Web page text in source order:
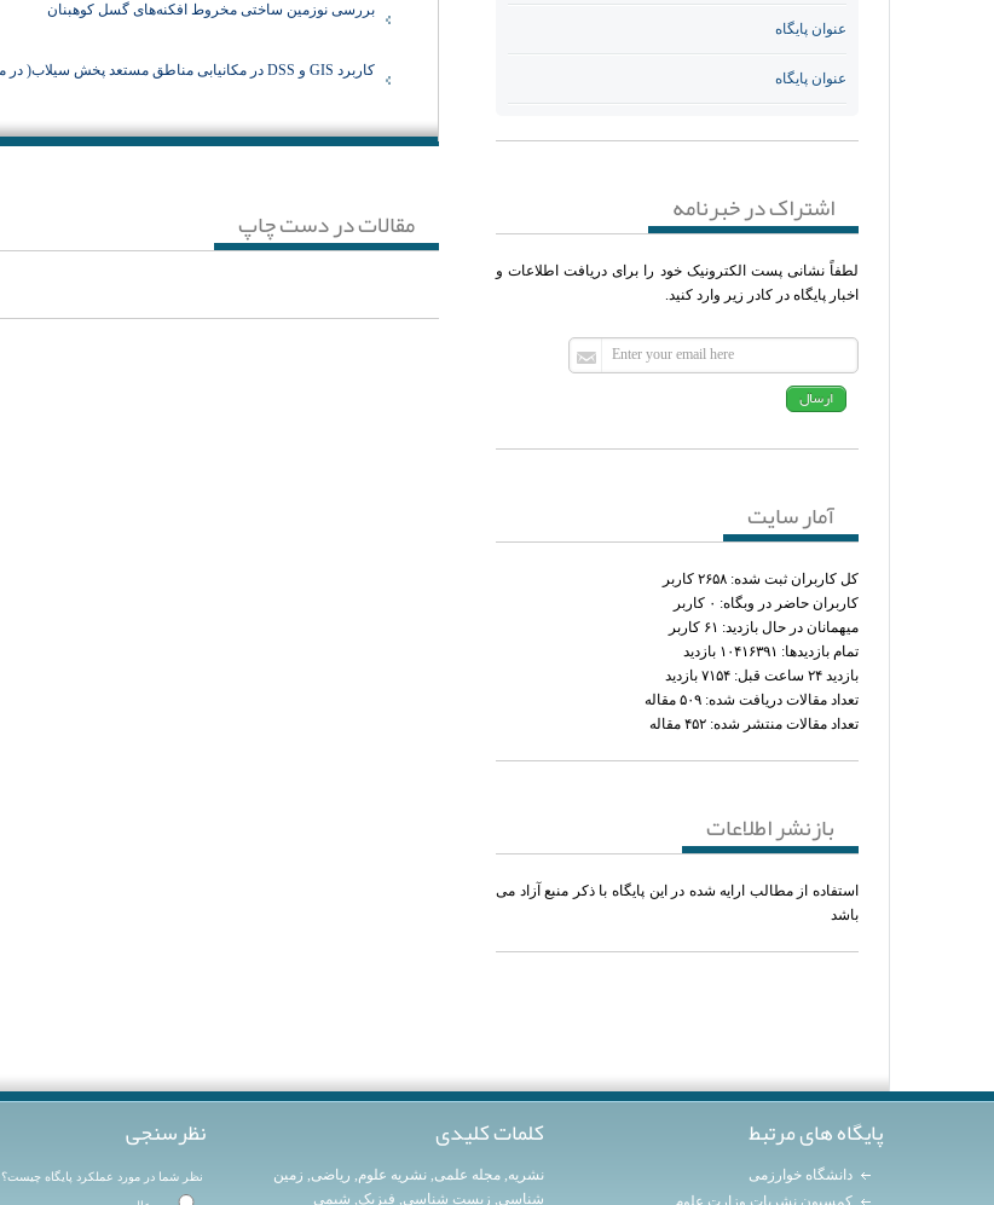
بررسی نوزمین ساختی مخروط افکنه‌های گسل کوهبنان
کاربرد GIS و DSS در مکانیابی مناطق مستعد پخش سیلاب( در منطقه میمه)
مقالات در دست چاپ
عنوان پایگاه
عنوان پایگاه
اشتراک در خبرنامه
لطفاً نشانی پست الکترونیک خود را برای دریافت اطلاعات و
اخبار پایگاه در کادر زیر وارد کنید.
آمار سایت
کل کاربران ثبت شده: ۲۶۵۸ کاربر
کاربران حاضر در وبگاه: ۰ کاربر
میهمانان در حال بازدید: ۶۱ کاربر
تمام بازدید‌ها: ۱۰۴۱۶۳۹۱ بازدید
بازدید ۲۴ ساعت قبل: ۷۱۵۴ بازدید
تعداد مقالات دریافت شده: ۵۰۹ مقاله
تعداد مقالات منتشر شده: ۴۵۲ مقاله
بازنشر اطلاعات
استفاده از مطالب ارایه شده در این پایگاه با ذکر منبع آزاد می
باشد
پایگاه های مرتبط
دانشگاه خوارزمی
کمسیون نشریات وزارت علوم
کلمات کلیدی
نشریه, مجله علمی, نشریه علوم, ریاضی, زمین
شناسی, زیست شناسی, فیزیک, شیمی
نظرسنجی
نظر شما در مورد عملکرد پایگاه چیست؟